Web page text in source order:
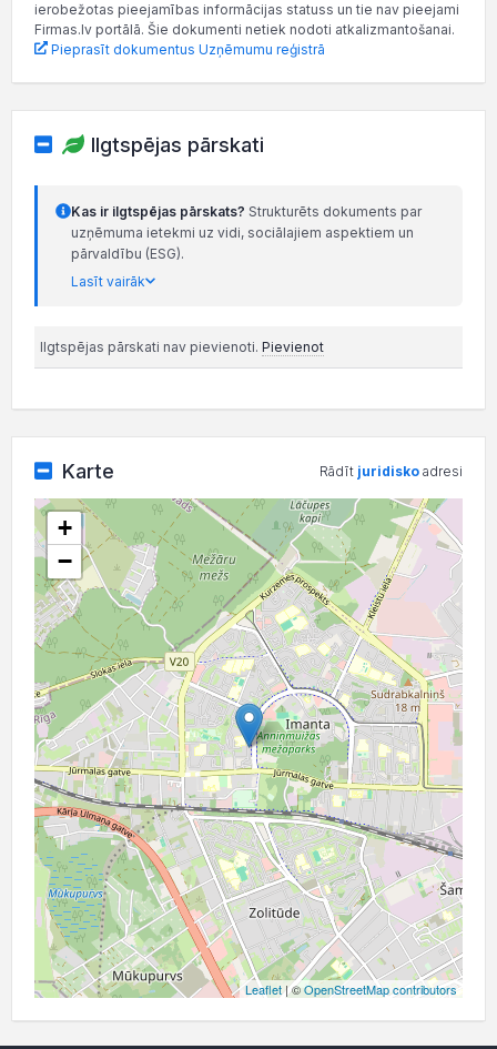
ierobežotas pieejamības informācijas statuss un tie nav pieejami
Firmas.lv portālā. Šie dokumenti netiek nodoti atkalizmantošanai.
Pieprasīt dokumentus Uzņēmumu reģistrā
Ilgtspējas pārskati
Kas ir ilgtspējas pārskats? Strukturēts dokuments par
uzņēmuma ietekmi uz vidi, sociālajiem aspektiem un
pārvaldību (ESG).
Lasīt vairāk
Ilgtspējas pārskati nav pievienoti. Pievienot
Karte Rādīt juridisko adresi
+
−
Leaflet| ©OpenStreetMap contributors